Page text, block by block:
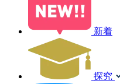
新着
探究